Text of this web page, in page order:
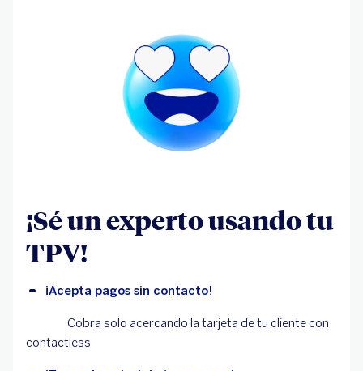
¡Sé un experto usando tu
TPV!
¡Acepta pagos sin contacto!
Cobra solo acercando la tarjeta de tu cliente con
contactless